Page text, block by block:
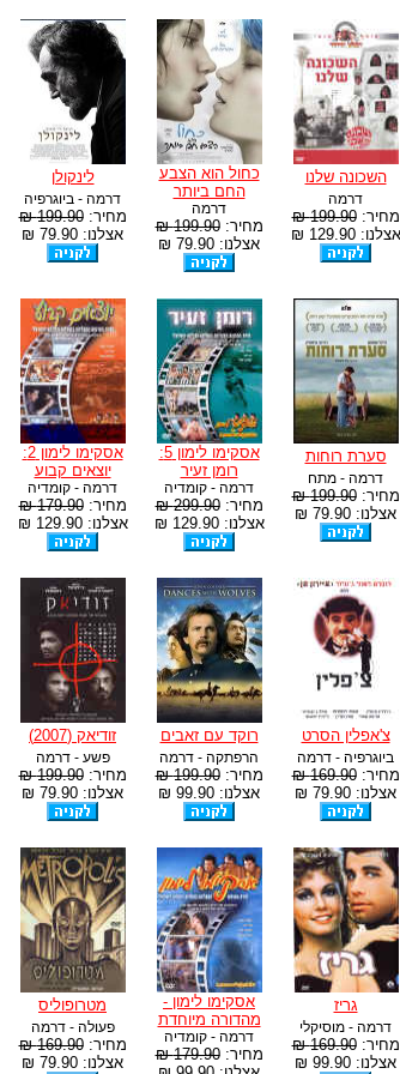
השכונה שלנו
דרמה
מחיר:199.90 ₪
אצלנו: 129.90 ₪
כחול הוא הצבע
החם ביותר
דרמה
מחיר:199.90 ₪
אצלנו: 79.90 ₪
לינקולן
דרמה - ביוגרפיה
מחיר:199.90 ₪
אצלנו: 79.90 ₪
סערת רוחות
דרמה - מתח
מחיר:199.90 ₪
אצלנו: 79.90 ₪
אסקימו לימון 5:
רומן זעיר
דרמה - קומדיה
מחיר:299.90 ₪
אצלנו: 129.90 ₪
אסקימו לימון 2:
יוצאים קבוע
דרמה - קומדיה
מחיר:179.90 ₪
אצלנו: 129.90 ₪
צ'אפלין הסרט
ביוגרפיה - דרמה
מחיר:169.90 ₪
אצלנו: 79.90 ₪
רוקד עם זאבים
הרפתקה - דרמה
מחיר:199.90 ₪
אצלנו: 99.90 ₪
זודיאק (2007)
פשע - דרמה
מחיר:199.90 ₪
אצלנו: 79.90 ₪
גריז
דרמה - מוסיקלי
מחיר:169.90 ₪
אצלנו: 99.90 ₪
אסקימו לימון -
מהדורה מיוחדת
דרמה - קומדיה
מחיר:179.90 ₪
מטרופוליס
פעולה - דרמה
מחיר:169.90 ₪
אצלנו: 79.90 ₪